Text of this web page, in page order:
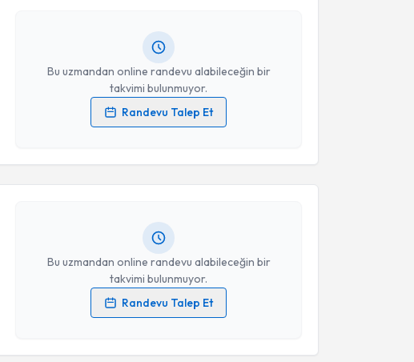
Bu uzmandan online randevu alabileceğin bir
takvimi bulunmuyor.
Randevu Talep Et
Kişisel verilerimin işlenmesine ilişkinAydınlatma Metni
Bu uzmandan online randevu alabileceğin bir
takvimi bulunmuyor.
Randevu Talep Et
Randevu Takvimi Talebi
Kişisel verilerimin işlenmesine ilişkinAydınlatma Metni
Randevu Takvimi Talebi